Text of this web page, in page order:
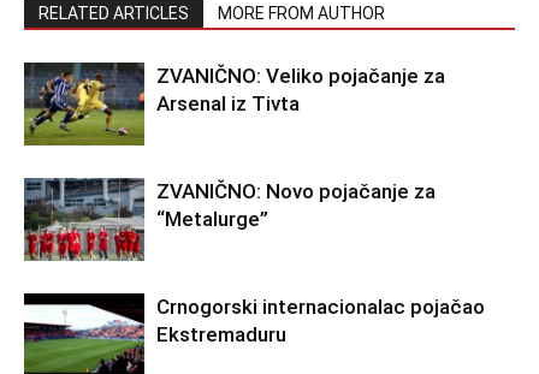
RELATED ARTICLES MORE FROM AUTHOR
ZVANIČNO: Veliko pojačanje za
Arsenal iz Tivta
ZVANIČNO: Novo pojačanje za
“Metalurge”
Crnogorski internacionalac pojačao
Ekstremaduru